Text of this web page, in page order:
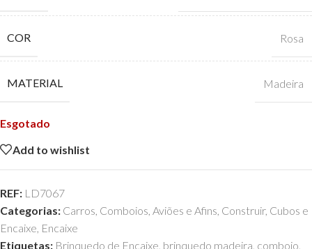
COR Rosa
MATERIAL Madeira
Esgotado
Add to wishlist
REF: LD7067
Categorias: Carros, Comboios, Aviões e Afins, Construir, Cubos e
Encaixe, Encaixe
Etiquetas: Brinquedo de Encaixe, brinquedo madeira, comboio,